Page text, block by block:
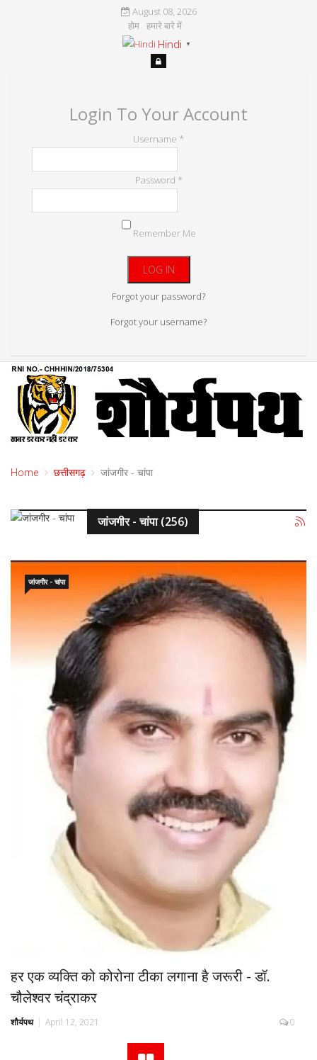
August 08, 2026
होम हमारे बारे में
Hindi ▼
Login To Your Account
Username *
Password *
Remember Me
Forgot your password?
Forgot your username?
Home छत्तीसगढ़ जांजगीर - चांपा
जांजगीर - चांपा (256)
जांजगीर - चांपा
हर एक व्यक्ति को कोरोना टीका लगाना है जरूरी - डॉ.
चौलेश्वर चंद्राकर
शौर्यपथ April 12, 2021 0